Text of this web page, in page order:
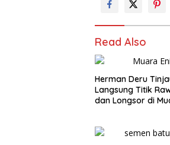
Read Also
Herman Deru
Langsung Titik
dan Longsor di